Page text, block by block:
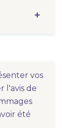
vos
l'avis de
été